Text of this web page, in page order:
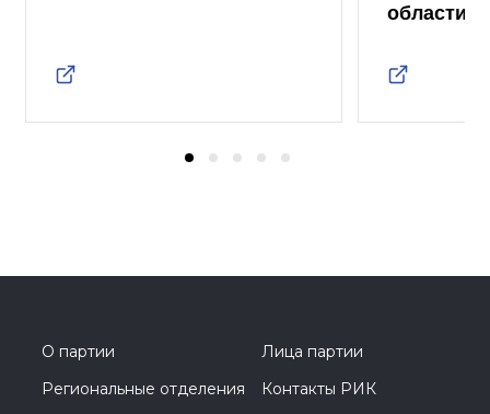
области
О партии
Лица партии
Региональные отделения
Контакты РИК